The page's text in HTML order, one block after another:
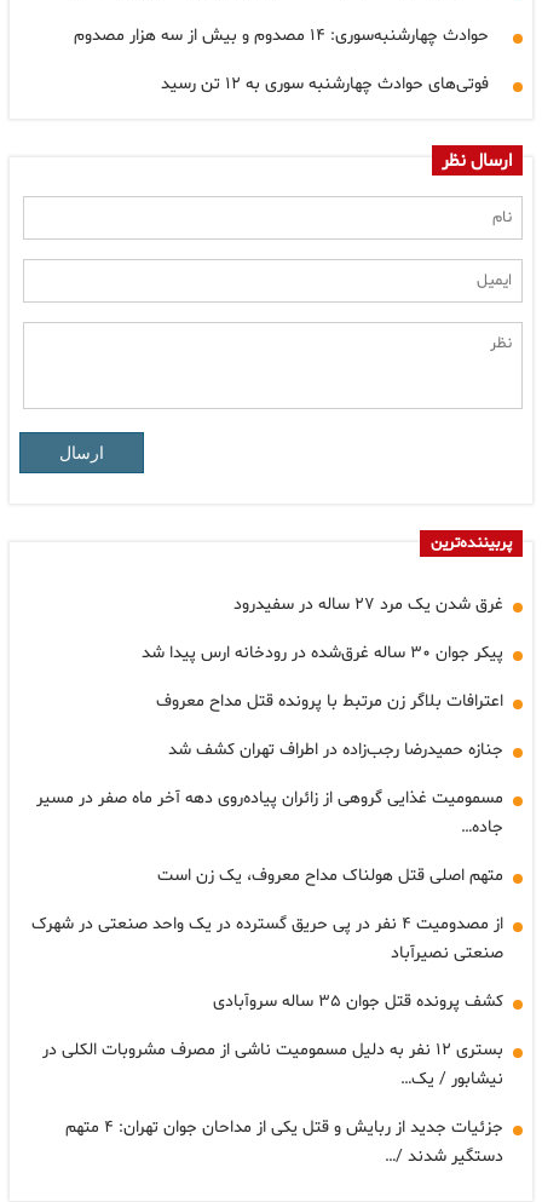
حوادث چهارشنبه‌سوری: ۱۴ مصدوم و بیش از سه هزار مصدوم
فوتی‌های حوادث چهارشنبه سوری به ۱۲ تن رسید
ارسال نظر
ارسال
پربیننده‌ترین
غرق شدن یک مرد ۲۷ ساله در سفیدرود
پیکر جوان ۳۰ ساله غرق‌شده در رودخانه ارس پیدا شد
اعترافات بلاگر زن مرتبط با پرونده قتل مداح معروف
جنازه حمیدرضا رجب‌زاده در اطراف تهران کشف شد
مسمومیت غذایی گروهی از زائران پیاده‌روی دهه آخر ماه صفر در مسیر
جاده…
متهم اصلی قتل هولناک مداح معروف، یک زن است
از مصدومیت ۴ نفر در پی حریق گسترده در یک واحد صنعتی در شهرک
صنعتی نصیرآباد
کشف پرونده قتل جوان ۳۵ ساله سروآبادی
بستری ۱۲ نفر به دلیل مسمومیت ناشی از مصرف مشروبات الکلی در
نیشابور / یک…
جزئیات جدید از ربایش و قتل یکی از مداحان جوان تهران: ۴ متهم
دستگیر شدند /…